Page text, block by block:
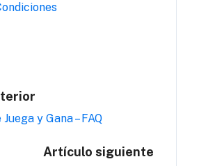
y Gana – FAQ
Artículo siguiente